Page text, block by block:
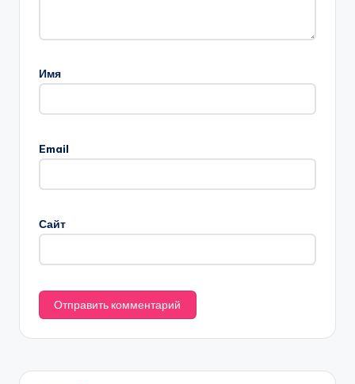
Имя
Email
Сайт